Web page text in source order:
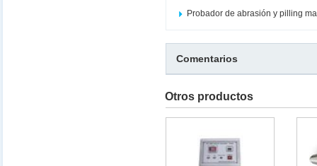
Probador de abrasión y pilling
Comentarios
Otros productos